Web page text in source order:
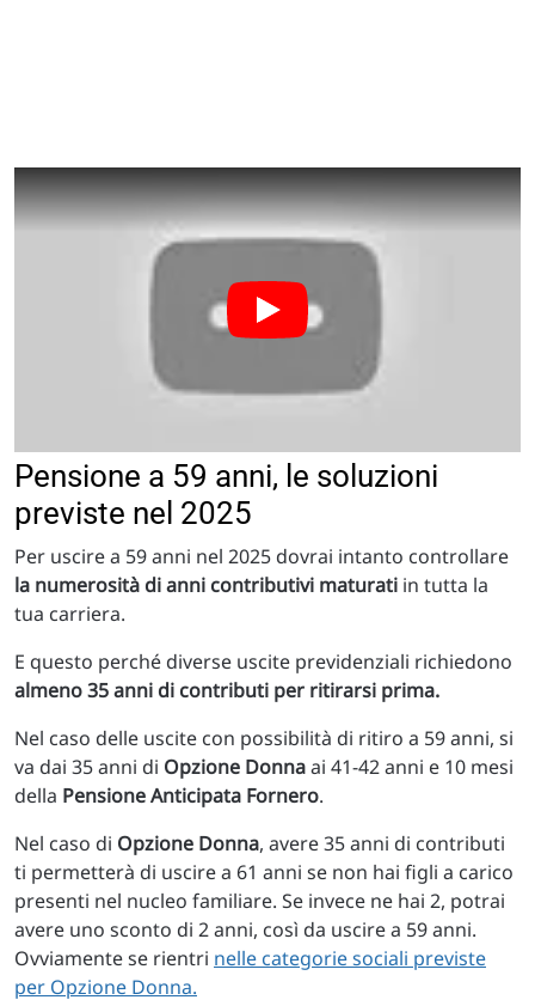
Pensione a 59 anni, le soluzioni
previste nel 2025
Per uscire a 59 anni nel 2025 dovrai intanto controllare
la numerosità di anni contributivi maturati in tutta la
tua carriera.
E questo perché diverse uscite previdenziali richiedono
almeno 35 anni di contributi per ritirarsi prima.
Nel caso delle uscite con possibilità di ritiro a 59 anni, si
va dai 35 anni di Opzione Donnaai 41-42 anni e 10 mesi
della Pensione Anticipata Fornero.
Nel caso di Opzione Donna, avere 35 anni di contributi
ti permetterà di uscire a 61 anni se non hai figli a carico
presenti nel nucleo familiare. Se invece ne hai 2, potrai
avere uno sconto di 2 anni, così da uscire a 59 anni.
Ovviamente se rientri nelle categorie sociali previste
per Opzione Donna.